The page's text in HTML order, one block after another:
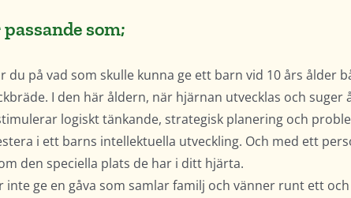
som;
du på vad som skulle kunna ge ett barn vid 10 års ålder
I den här åldern, när hjärnan utvecklas och suger
logiskt tänkande, strategisk planering och
i ett barns intellektuella utveckling. Och med ett
den speciella plats de har i ditt hjärta.
inte ge en gåva som samlar familj och vänner runt ett